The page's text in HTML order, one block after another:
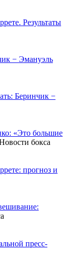
Результаты
− Эмануэль
Беринчик −
«Это большие
прогноз и
пресс-